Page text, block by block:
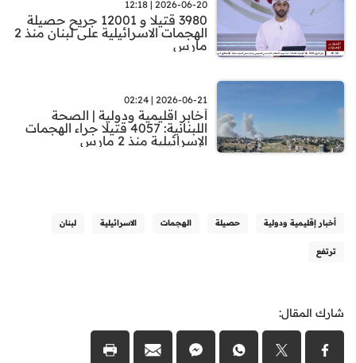
2026-06-20 | 12:18
3980 قتيلا و 12001 جريح حصيلة
الهجمات الاسرائيلية على لبنان منذ 2
مارس
2026-06-21 | 02:24
أخابر اقليمية ودولية | الصحة
اللبنانية: 4057 قتيلا جراء الهجمات
الإسرائيلية منذ 2 مارس
أخبار إقليمية ودولية حصيلة الهجمات الاسرائيلية لبنان
ترتفع
شارك المقال: